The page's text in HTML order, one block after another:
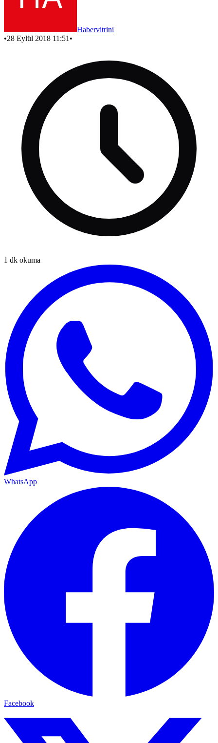
Habervitrini
•28 Eylül 2018 11:51 •
1 dk okuma
WhatsApp
Facebook